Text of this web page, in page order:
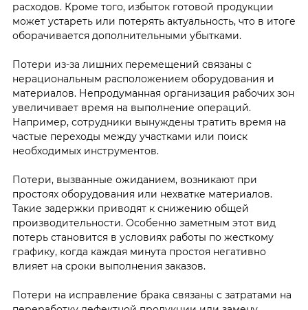
расходов. Кроме того, избыток готовой продукции
может устареть или потерять актуальность, что в итоге
оборачивается дополнительными убытками.
Потери из-за лишних перемещений связаны с
нерациональным расположением оборудования и
материалов. Непродуманная организация рабочих зон
увеличивает время на выполнение операций.
Например, сотрудники вынуждены тратить время на
частые переходы между участками или поиск
необходимых инструментов.
Потери, вызванные ожиданием, возникают при
простоях оборудования или нехватке материалов.
Такие задержки приводят к снижению общей
производительности. Особенно заметным этот вид
потерь становится в условиях работы по жесткому
графику, когда каждая минута простоя негативно
влияет на сроки выполнения заказов.
Потери на исправление брака связаны с затратами на